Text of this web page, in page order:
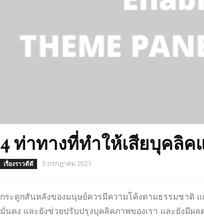
4 ท่าทางที่ทำให้เสียบุคลิ
เรื่องราวดีดี 5 กรกฎาคม 2021
กระดูกสันหลังของมนุษย์ควรมีความโค้งตามธรรมชาติ
มั่นคง และยังช่วยปรับปรุงบุคลิคภาพของเรา และยังมีผ